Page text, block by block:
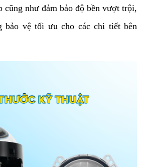
cũng như đảm bảo độ bền vượt trội,
bảo vệ tối ưu cho các chi tiết bên